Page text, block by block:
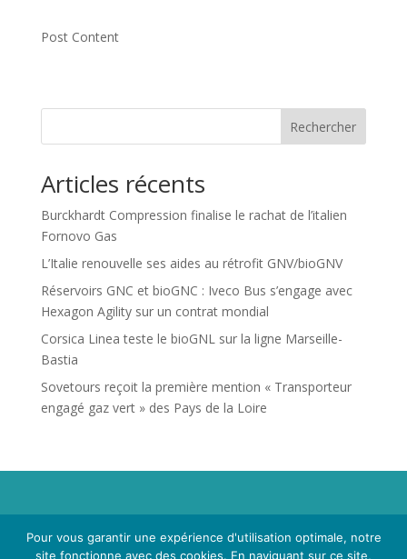
Post Content
Rechercher
Articles récents
Burckhardt Compression finalise le rachat de l’italien
Fornovo Gas
L’Italie renouvelle ses aides au rétrofit GNV/bioGNV
Réservoirs GNC et bioGNC : Iveco Bus s’engage avec
Hexagon Agility sur un contrat mondial
Corsica Linea teste le bioGNL sur la ligne Marseille-
Bastia
Sovetours reçoit la première mention « Transporteur
engagé gaz vert » des Pays de la Loire
Propriété de Territoire d'Energie Lot-et-Garonne. Voir
Mentions LégalesetPolitique de Confidentialité.
Pour vous garantir une expérience d'utilisation optimale, notre
site fonctionne avec des cookies. En naviguant sur ce site,